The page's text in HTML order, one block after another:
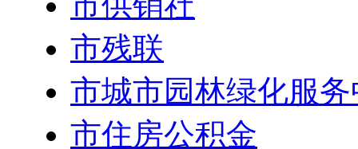
市残联
市城市园林绿化服
市住房公积金